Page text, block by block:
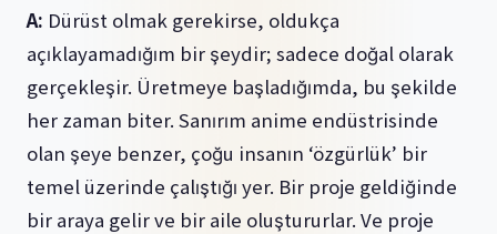
A: Dürüst olmak gerekirse, oldukça
açıklayamadığım bir şeydir; sadece doğal olarak
gerçekleşir. Üretmeye başladığımda, bu şekilde
her zaman biter. Sanırım anime endüstrisinde
olan şeye benzer, çoğu insanın ‘özgürlük’ bir
temel üzerinde çalıştığı yer. Bir proje geldiğinde
bir araya gelir ve bir aile oluştururlar. Ve proje